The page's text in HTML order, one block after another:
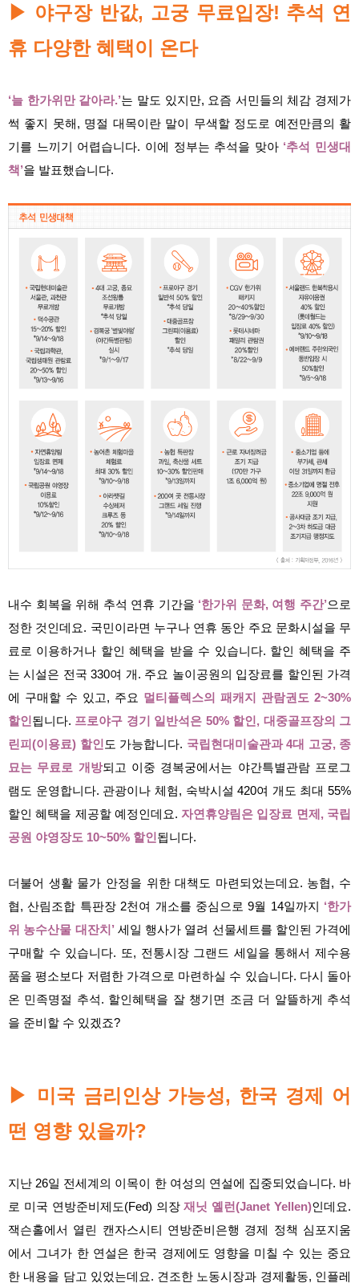
▶ 야구장 반값, 고궁 무료입장! 추석 연
휴 다양한 혜택이 온다
‘늘 한가위만 같아라.’는 말도 있지만, 요즘 서민들의 체감 경제가
썩 좋지 못해, 명절 대목이란 말이 무색할 정도로 예전만큼의 활
기를 느끼기 어렵습니다. 이에 정부는 추석을 맞아‘추석 민생대
책’을 발표했습니다.
내수 회복을 위해 추석 연휴 기간을 ‘한가위 문화, 여행 주간’으로
정한 것인데요. 국민이라면 누구나 연휴 동안 주요 문화시설을 무
료로 이용하거나 할인 혜택을 받을 수 있습니다. 할인 혜택을 주
는 시설은 전국 330여 개. 주요 놀이공원의 입장료를 할인된 가격
에 구매할 수 있고, 주요 멀티플렉스의 패캐지 관람권도 2~30%
할인됩니다. 프로야구 경기 일반석은 50% 할인, 대중골프장의 그
린피(이용료) 할인도 가능합니다. 국립현대미술관과 4대 고궁, 종
묘는 무료로 개방되고 이중 경복궁에서는 야간특별관람 프로그
램도 운영합니다. 관광이나 체험, 숙박시설 420여 개도 최대 55%
할인 혜택을 제공할 예정인데요.자연휴양림은 입장료 면제, 국립
공원 야영장도 10~50% 할인됩니다.
더불어 생활 물가 안정을 위한 대책도 마련되었는데요. 농협, 수
협, 산림조합 특판장 2천여 개소를 중심으로 9월 14일까지
‘한가
위 농수산물 대잔치’ 세일 행사가 열려 선물세트를 할인된 가격에
구매할 수 있습니다. 또, 전통시장 그랜드 세일을 통해서 제수용
품을 평소보다 저렴한 가격으로 마련하실 수 있습니다. 다시 돌아
온 민족명절 추석. 할인혜택을 잘 챙기면 조금 더 알뜰하게 추석
을 준비할 수 있겠죠?
▶ 미국 금리인상 가능성, 한국 경제 어
떤 영향 있을까?
지난 26일 전세계의 이목이 한 여성의 연설에 집중되었습니다. 바
로 미국 연방준비제도(Fed) 의장 재닛 옐런(Janet Yellen)인데요.
잭슨홀에서 열린 캔자스시티 연방준비은행 경제 정책 심포지움
에서 그녀가 한 연설은 한국 경제에도 영향을 미칠 수 있는 중요
한 내용을 담고 있었는데요. 견조한 노동시장과 경제활동, 인플레